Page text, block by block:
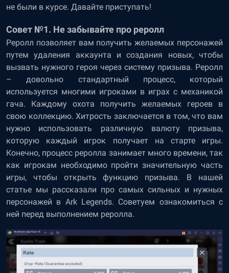
не были в курсе. Давайте приступать!
Совет №1. Не забывайте про реролл
Реролл позволяет вам получить желаемых персонажей
путем удаления аккаунта и создания новых, чтобы
вызвать нужного героя через систему призыва. Реролл
– довольно стандартный процесс, который
используется многими игроками в играх с механикой
гача. Каждому охота получить желаемых героев в
свою коллекцию. Хитрость заключается в том, что вам
нужно использовать различную валюту призыва,
которую каждый игрок получает на старте игры.
Конечно, процесс реролла занимает много времени, так
как игрокам необходимо пройти значительную часть
игры, чтобы открыть функцию призыва. В нашей
статье мы рассказали про самых сильных и нужных
персонажей в Ark Legends. Советуем ознакомиться с
ней перед выполнением реролла.